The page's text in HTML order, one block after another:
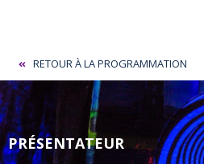
RETOUR À LA PROGRAMMATION
PRÉSENTATEUR